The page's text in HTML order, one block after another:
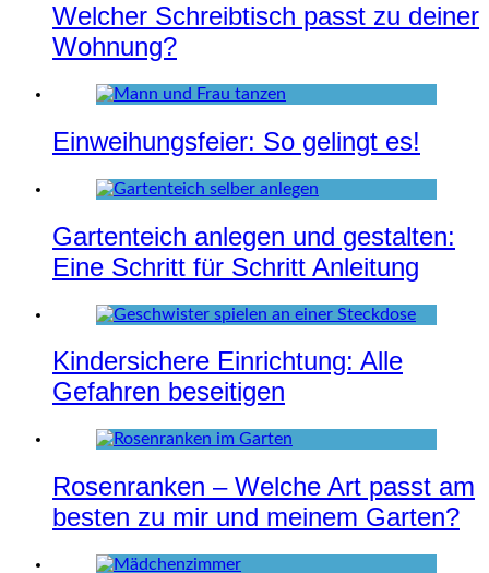
Welcher Schreibtisch passt zu deiner
Wohnung?
Einweihungsfeier: So gelingt es!
Gartenteich anlegen und gestalten:
Eine Schritt für Schritt Anleitung
Kindersichere Einrichtung: Alle
Gefahren beseitigen
Rosenranken – Welche Art passt am
besten zu mir und meinem Garten?